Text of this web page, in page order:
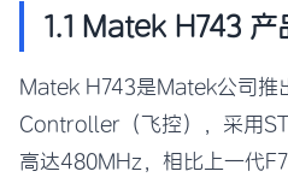
1.1 Matek H743 产
Matek H743是Matek公司推
Controller（飞控），采用
高达480MHz，相比上一代